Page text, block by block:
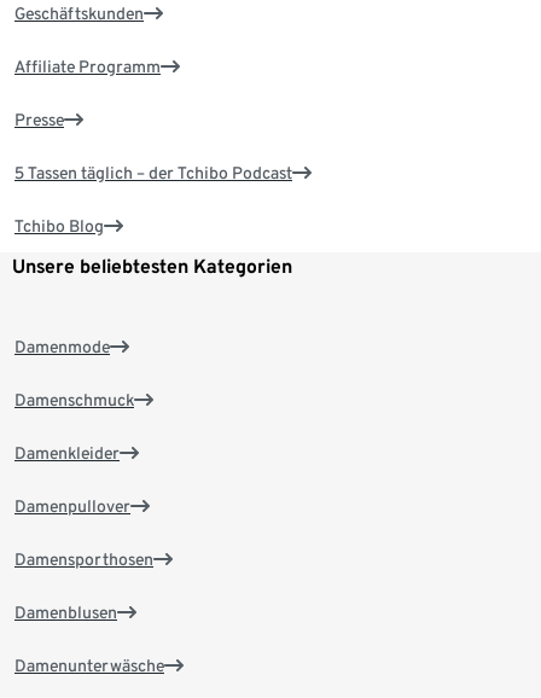
Geschäftskunden
Affiliate Programm
Presse
5 Tassen täglich – der Tchibo Podcast
Tchibo Blog
Unsere beliebtesten Kategorien
Damenmode
Damenschmuck
Damenkleider
Damenpullover
Damensporthosen
Damenblusen
Damenunterwäsche